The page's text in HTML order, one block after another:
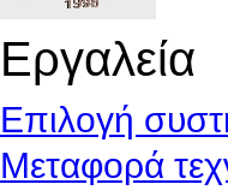
Εργαλεία
Επιλογή
Μεταφορά